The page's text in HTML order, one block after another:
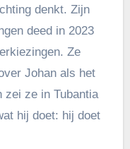
denkt. Zijn
deed in 2023
Ze
Johan als het
zei ze in Tubantia
hij doet: hij doet